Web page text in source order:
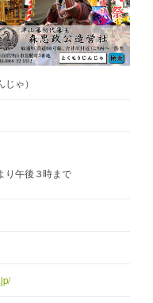
ゃ）
り午後３時まで